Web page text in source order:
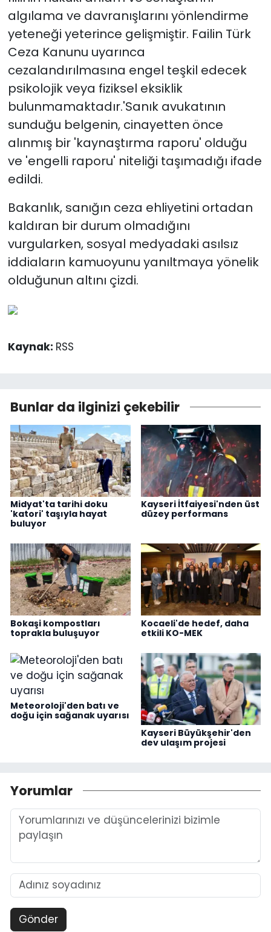
algılama ve davranışlarını yönlendirme
yeteneği yeterince gelişmiştir. Failin Türk
Ceza Kanunu uyarınca
cezalandırılmasına engel teşkil edecek
psikolojik veya fiziksel eksiklik
bulunmamaktadır.'Sanık avukatının
sunduğu belgenin, cinayetten önce
alınmış bir 'kaynaştırma raporu' olduğu
ve 'engelli raporu' niteliği taşımadığı ifade
edildi.
Bakanlık, sanığın ceza ehliyetini ortadan
kaldıran bir durum olmadığını
vurgularken, sosyal medyadaki asılsız
iddiaların kamuoyunu yanıltmaya yönelik
olduğunun altını çizdi.
Kaynak: RSS
Bunlar da ilginizi çekebilir
Midyat'ta tarihi doku
'katori' taşıyla hayat
buluyor
Kayseri İtfaiyesi'nden üst
düzey performans
Bokaşi kompostları
toprakla buluşuyor
Kocaeli'de hedef, daha
etkili KO-MEK
Meteoroloji'den batı ve
doğu için sağanak uyarısı
Kayseri Büyükşehir'den
dev ulaşım projesi
Yorumlar
Gönder